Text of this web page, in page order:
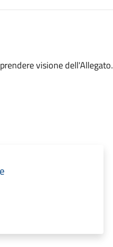
visione dell'Allegato.